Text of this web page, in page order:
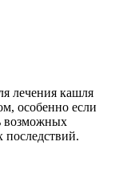
лечения кашля
особенно если
возможных
последствий.